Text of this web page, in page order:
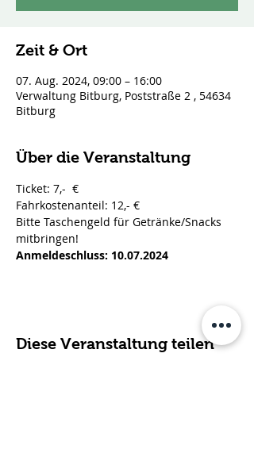
Zeit & Ort
07. Aug. 2024, 09:00 – 16:00
Verwaltung Bitburg, Poststraße 2 , 54634
Bitburg
Über die Veranstaltung
Ticket: 7,-  €
Fahrkostenanteil: 12,- €
Bitte Taschengeld für Getränke/Snacks
mitbringen!
Anmeldeschluss: 10.07.2024
Diese Veranstaltung teilen